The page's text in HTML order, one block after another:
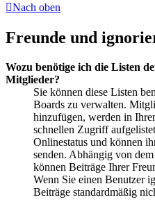
Nach oben
Freunde und
Wozu benötige ich die Listen
Mitglieder?
Sie können diese Listen
Boards zu verwalten.
hinzufügen, werden in
schnellen Zugriff
Onlinestatus und können
senden. Abhängig von
können Beiträge Ihrer
Wenn Sie einen Benutzer
Beiträge standardmäßig